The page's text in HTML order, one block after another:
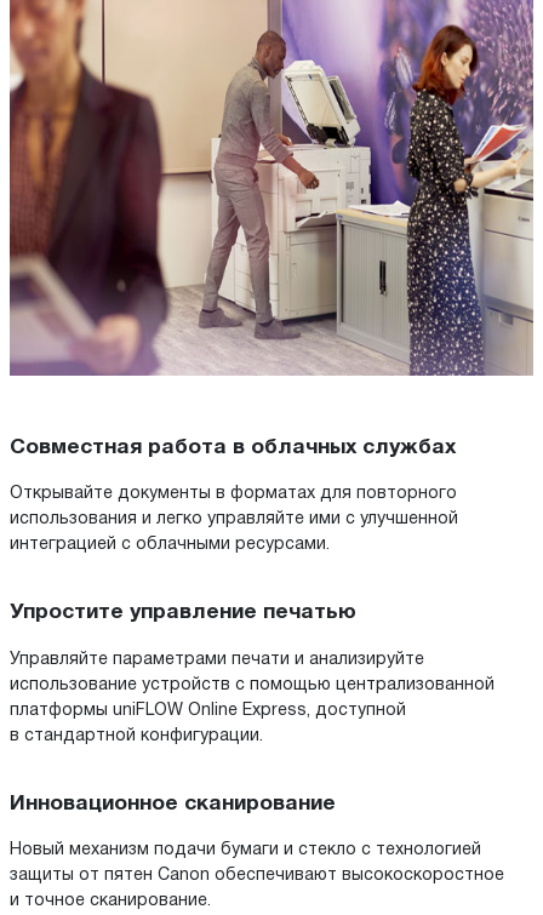
Совместная работа в облачных службах
Открывайте документы в форматах для повторного
использования и легко управляйте ими с улучшенной
интеграцией с облачными ресурсами.
Упростите управление печатью
Управляйте параметрами печати и анализируйте
использование устройств с помощью централизованной
платформы uniFLOW Online Express, доступной
в стандартной конфигурации.
Инновационное сканирование
Новый механизм подачи бумаги и стекло с технологией
защиты от пятен Canon обеспечивают высокоскоростное
и точное сканирование.